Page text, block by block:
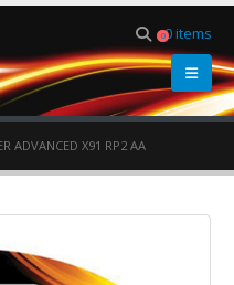
00 items
ADVANCED X91 RP2 AA